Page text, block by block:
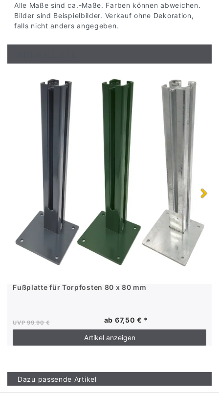
Alle Maße sind ca.-Maße. Farben können abweichen.
Bilder sind Beispielbilder. Verkauf ohne Dekoration,
falls nicht anders angegeben.
Fußplatte für Torpfosten 80 x 80 mm
UVP 99,90 € ab 67,50 € *
Artikel anzeigen
Dazu passende Artikel